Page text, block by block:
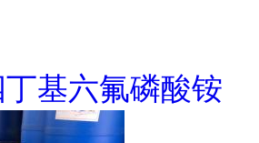
基六氟磷酸铵